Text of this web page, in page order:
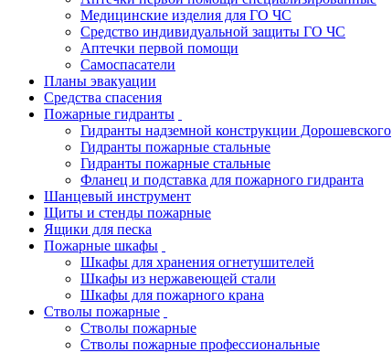
Медицинские изделия для ГО ЧС
Средство индивидуальной защиты ГО ЧС
Аптечки первой помощи
Самоспасатели
Планы эвакуации
Средства спасения
Пожарные гидранты
Гидранты надземной конструкции Дорошевского
Гидранты пожарные стальные
Гидранты пожарные стальные
Фланец и подставка для пожарного гидранта
Шанцевый инструмент
Щиты и стенды пожарные
Ящики для песка
Пожарные шкафы
Шкафы для хранения огнетушителей
Шкафы из нержавеющей стали
Шкафы для пожарного крана
Стволы пожарные
Стволы пожарные
Стволы пожарные профессиональные